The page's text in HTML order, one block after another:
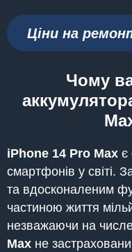
Ціни на
Чому
iPhone 14 Pro Max є
смартфонів у світі.
та вдосконаленим
частиною життя
незважаючи на
Max не